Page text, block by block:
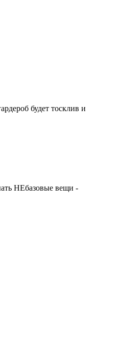
будет тосклив и
НЕбазовые вещи -